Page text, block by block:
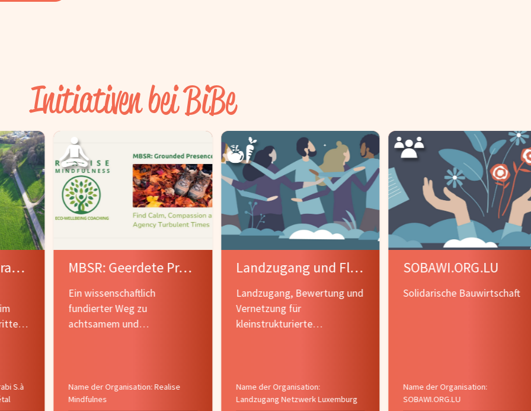
Initiativen bei BiBe
Kolrabi – Regenerative Landwirtschaft für das Luxemburg von morgen
S.à
MBSR: Geerdete Präsenz
Ein wissenschaftlich
fundierter Weg zu
achtsamem und
Name der Organisation: Realise
Mindfulnes
Landzugang und Flächenentwicklung für kleine Landwirte
Landzugang, Bewertung und
Vernetzung für
kleinstrukturierte
Name der Organisation:
Landzugang Netzwerk Luxemburg
SOBAWI.ORG.LU
Solidarische Bauwirtschaft
Name der Organisation:
SOBAWI.ORG.LU